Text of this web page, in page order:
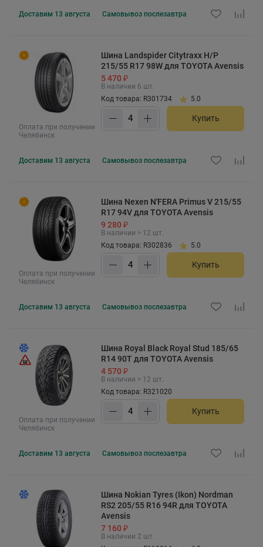
Доставим 13 августа Самовывоз послезавтра
Оплата при получении
Челябинск
Шина Landspider Citytraxx H/P
215/55 R17 98W для TOYOTA Avensis
5 470 ₽
В наличии 6 шт.
Код товара: R301734
5.0
Купить
Доставим 13 августа Самовывоз послезавтра
Оплата при получении
Челябинск
Шина Nexen N'FERA Primus V 215/55
R17 94V для TOYOTA Avensis
9 280 ₽
В наличии > 12 шт.
Код товара: R302836
5.0
Купить
Доставим 13 августа Самовывоз послезавтра
Оплата при получении
Челябинск
Шина Royal Black Royal Stud 185/65
R14 90T для TOYOTA Avensis
4 570 ₽
В наличии > 12 шт.
Код товара: R321020
Купить
Доставим 13 августа Самовывоз послезавтра
Шина Nokian Tyres (Ikon) Nordman
RS2 205/55 R16 94R для TOYOTA
Avensis
7 160 ₽
В наличии 2 шт.